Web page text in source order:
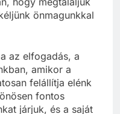
önmagunkkal
az elfogadás, a
amikor a
felállítja elénk
fontos
járjuk, és a saját